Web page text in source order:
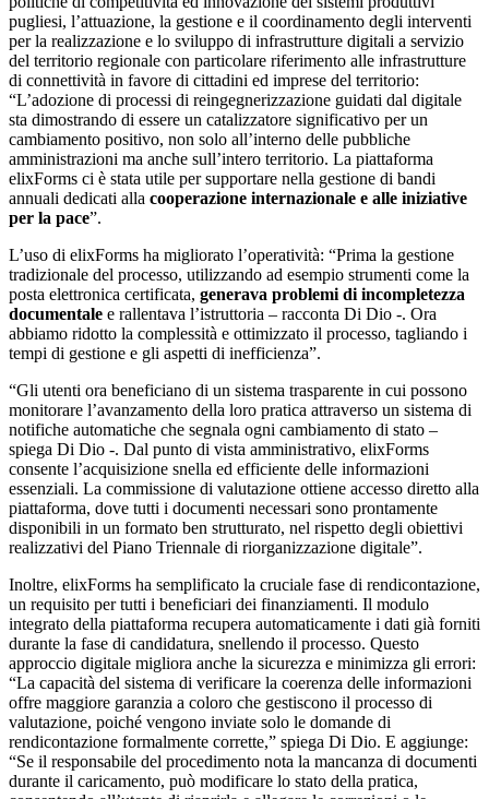
pugliesi, l’attuazione, la gestione e il coordinamento degli interventi
per la realizzazione e lo sviluppo di infrastrutture digitali a servizio
del territorio regionale con particolare riferimento alle infrastrutture
di connettività in favore di cittadini ed imprese del territorio:
“L’adozione di processi di reingegnerizzazione guidati dal digitale
sta dimostrando di essere un catalizzatore significativo per un
cambiamento positivo, non solo all’interno delle pubbliche
amministrazioni ma anche sull’intero territorio. La piattaforma
elixForms ci è stata utile per supportare nella gestione di bandi
annuali dedicati alla cooperazione internazionale e alle iniziative
per la pace”.
L’uso di elixForms ha migliorato l’operatività: “Prima la gestione
tradizionale del processo, utilizzando ad esempio strumenti come la
posta elettronica certificata, generava problemi di incompletezza
documentale e rallentava l’istruttoria – racconta Di Dio -. Ora
abbiamo ridotto la complessità e ottimizzato il processo, tagliando i
tempi di gestione e gli aspetti di inefficienza”.
“Gli utenti ora beneficiano di un sistema trasparente in cui possono
monitorare l’avanzamento della loro pratica attraverso un sistema di
notifiche automatiche che segnala ogni cambiamento di stato –
spiega Di Dio -. Dal punto di vista amministrativo, elixForms
consente l’acquisizione snella ed efficiente delle informazioni
essenziali. La commissione di valutazione ottiene accesso diretto alla
piattaforma, dove tutti i documenti necessari sono prontamente
disponibili in un formato ben strutturato, nel rispetto degli obiettivi
realizzativi del Piano Triennale di riorganizzazione digitale”.
Inoltre, elixForms ha semplificato la cruciale fase di rendicontazione,
un requisito per tutti i beneficiari dei finanziamenti. Il modulo
integrato della piattaforma recupera automaticamente i dati già forniti
durante la fase di candidatura, snellendo il processo. Questo
approccio digitale migliora anche la sicurezza e minimizza gli errori:
“La capacità del sistema di verificare la coerenza delle informazioni
offre maggiore garanzia a coloro che gestiscono il processo di
valutazione, poiché vengono inviate solo le domande di
rendicontazione formalmente corrette,” spiega Di Dio. E aggiunge:
“Se il responsabile del procedimento nota la mancanza di documenti
durante il caricamento, può modificare lo stato della pratica,